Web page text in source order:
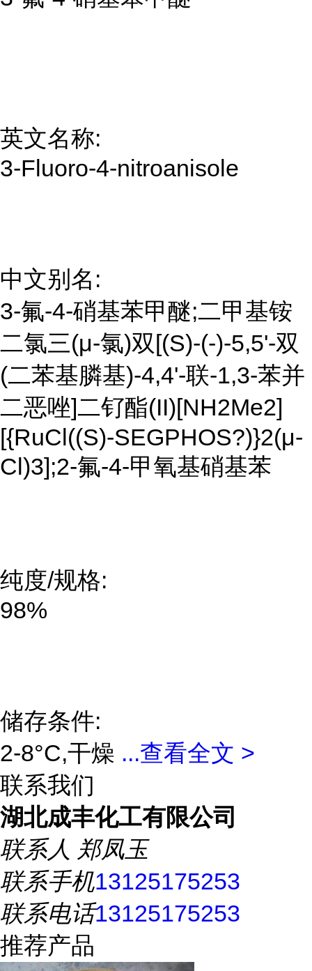
英文名称:
3-Fluoro-4-nitroanisole
中文别名:
3-氟-4-硝基苯甲醚;二甲基铵
二氯三(μ-氯)双[(S)-(-)-5,5'-双
(二苯基膦基)-4,4'-联-1,3-苯并
二恶唑]二钌酯(II)[NH2Me2]
[{RuCl((S)-SEGPHOS?)}2(μ-
Cl)3];2-氟-4-甲氧基硝基苯
纯度/规格:
98%
储存条件:
2-8°C,干燥 ...查看全文 >
联系我们
湖北成丰化工有限公司
联系人 郑凤玉
联系手机13125175253
联系电话13125175253
推荐产品